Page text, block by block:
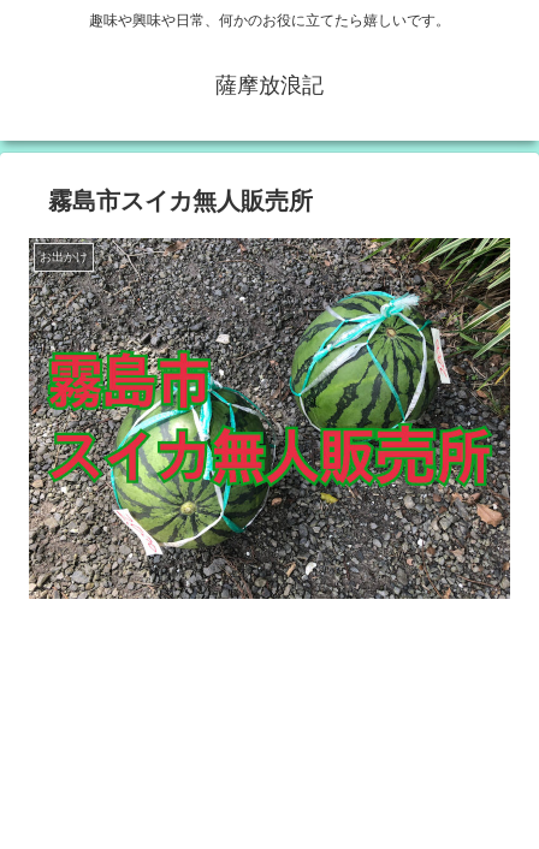
趣味や興味や日常、何かのお役に立てたら嬉しいです。
薩摩放浪記
霧島市スイカ無人販売所
お出かけ